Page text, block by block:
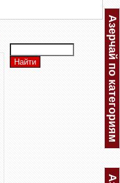
Азерчай по категориям